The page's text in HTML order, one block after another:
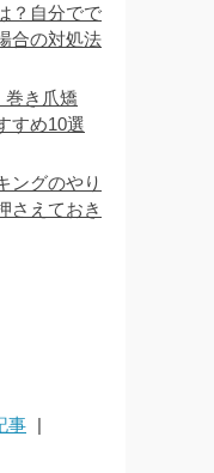
？自分でで
合の対処法
巻き爪矯
すめ10選
ングのやり
さえておき
事